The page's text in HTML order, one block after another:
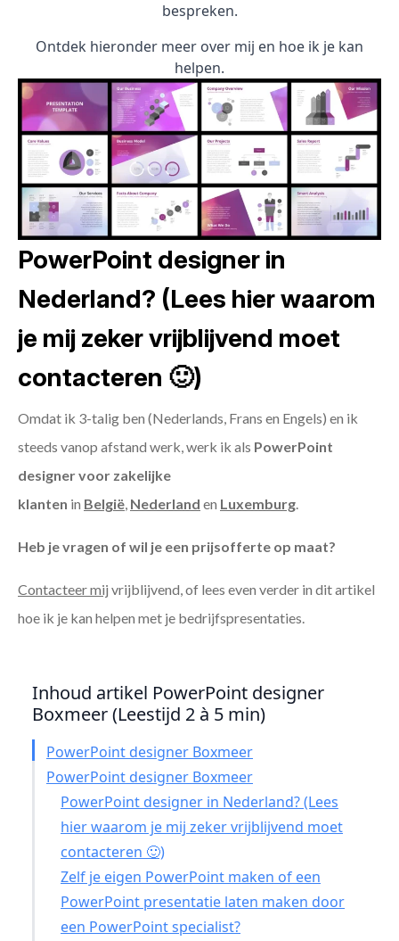
bespreken.
Ontdek hieronder meer over mij en hoe ik je kan
helpen.
PowerPoint designer in
Nederland? (Lees hier waarom
je mij zeker vrijblijvend moet
contacteren 🙂)
Omdat ik 3-talig ben (Nederlands, Frans en Engels) en ik
steeds vanop afstand werk, werk ik als PowerPoint
designer voor zakelijke
klanten in België, Nederland en Luxemburg.
Heb je vragen of wil je een prijsofferte op maat?
Contacteer mij vrijblijvend, of lees even verder in dit artikel
hoe ik je kan helpen met je bedrijfspresentaties.
Inhoud artikel PowerPoint designer
Boxmeer (Leestijd 2 à 5 min)
PowerPoint designer Boxmeer
PowerPoint designer Boxmeer
PowerPoint designer in Nederland? (Lees
hier waarom je mij zeker vrijblijvend moet
contacteren 🙂)
Zelf je eigen PowerPoint maken of een
PowerPoint presentatie laten maken door
een PowerPoint specialist?